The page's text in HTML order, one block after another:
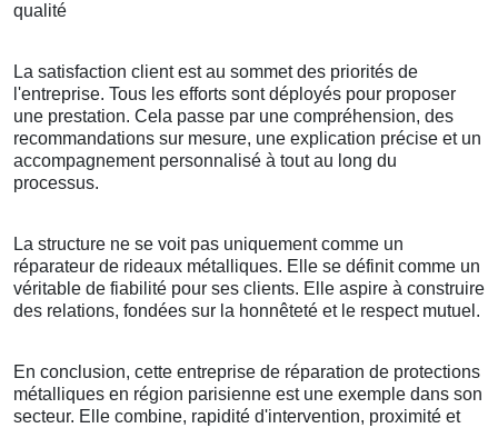
qualité
La satisfaction client est au sommet des priorités de
l'entreprise. Tous les efforts sont déployés pour proposer
une prestation. Cela passe par une compréhension, des
recommandations sur mesure, une explication précise et un
accompagnement personnalisé à tout au long du
processus.
La structure ne se voit pas uniquement comme un
réparateur de rideaux métalliques. Elle se définit comme un
véritable de fiabilité pour ses clients. Elle aspire à construire
des relations, fondées sur la honnêteté et le respect mutuel.
En conclusion, cette entreprise de réparation de protections
métalliques en région parisienne est une exemple dans son
secteur. Elle combine, rapidité d'intervention, proximité et